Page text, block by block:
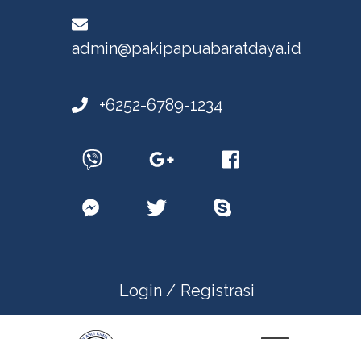
admin@pakipapuabaratdaya.id
+6252-6789-1234
Login / Registrasi